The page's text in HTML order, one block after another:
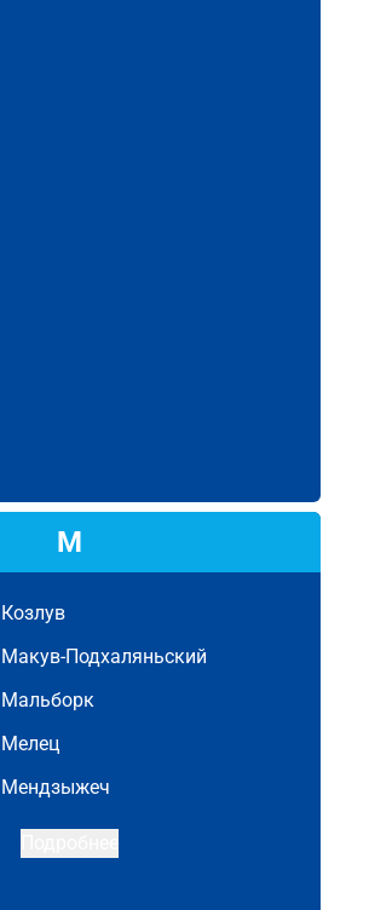
М
Козлув
Макув-Подхаляньский
Мальборк
Мелец
Мендзыжеч